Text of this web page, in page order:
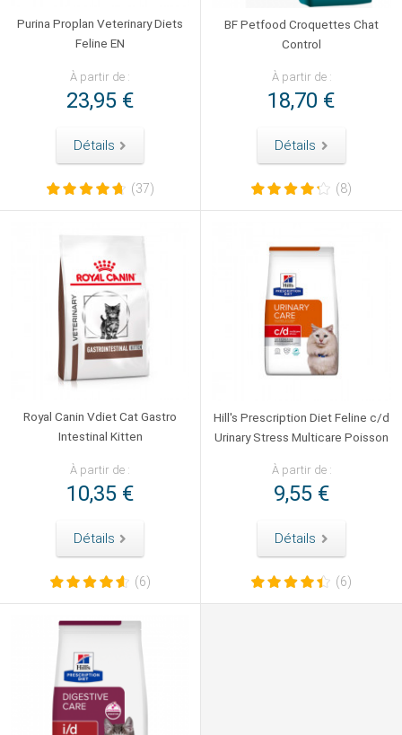
Purina Proplan Veterinary Diets
Feline EN
À partir de :
23,95 €
Détails
(37)
BF Petfood Croquettes Chat
Control
À partir de :
18,70 €
Détails
(8)
Royal Canin Vdiet Cat Gastro
Intestinal Kitten
À partir de :
10,35 €
Détails
(6)
Hill's Prescription Diet Feline c/d
Urinary Stress Multicare Poisson
À partir de :
9,55 €
Détails
(6)